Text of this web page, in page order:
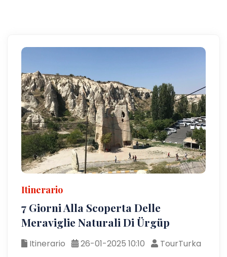
Itinerario
7 Giorni Alla Scoperta Delle
Meraviglie Naturali Di Ürgüp
Itinerario 26-01-2025 10:10
TourTurka